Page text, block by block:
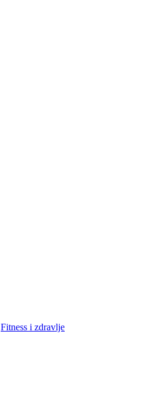
Fitness i zdravlje